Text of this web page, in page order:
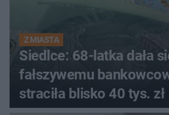
Z MIASTA
Siedlce: 68-latka dała
fałszywemu
straciła blisko 40 tys. zł